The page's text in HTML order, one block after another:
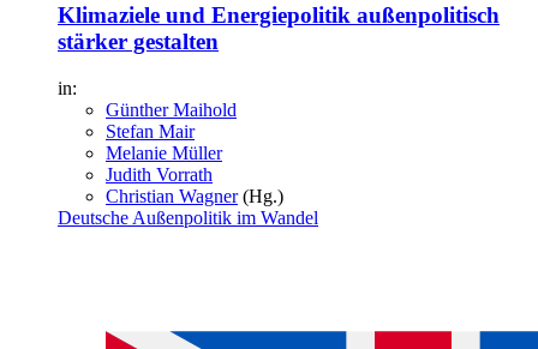
Klimaziele und Energiepolitik außenpolitisch
stärker gestalten
in:
Günther Maihold
Stefan Mair
Melanie Müller
Judith Vorrath
Christian Wagner(Hg.)
Deutsche Außenpolitik im Wandel